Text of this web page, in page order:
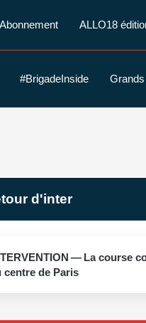
Abonnement ALLO18
#BrigadeInside
d'inter
— La course
centre de Paris